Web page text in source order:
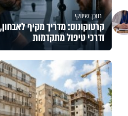
תוכן שיווקי
קרטוקונוס: מדריך מקיף
ודרכי טיפול מתקדמות